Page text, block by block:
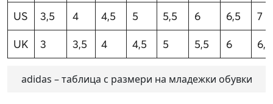
US 3,5 4 4,5 5 5,5 6 6,5
7
UK
3 3,5 4 4,5 5 5,5 6 6,5
adidas – таблица с размери на младежки обувки